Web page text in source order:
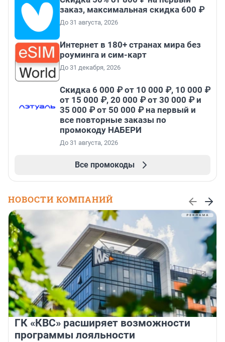
заказ, максимальная скидка 600 ₽
До 31 августа, 2026
Интернет в 180+ странах мира без
роуминга и сим-карт
До 31 декабря, 2026
Скидка 6 000 ₽ от 10 000 ₽, 10 000 ₽
от 15 000 ₽, 20 000 ₽ от 30 000 ₽ и
35 000 ₽ от 50 000 ₽ на первый и
все повторные заказы по
промокоду НАБЕРИ
До 31 августа, 2026
Все промокоды
НОВОСТИ КОМПАНИЙ
ГК «КВС» расширяет возможности
программы лояльности